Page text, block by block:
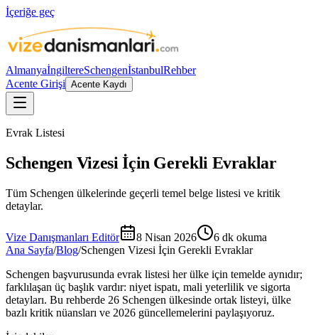
İçeriğe geç
AlmanyaİngiltereSchengenİstanbulRehber
Acente Girişi Acente Kaydı
Evrak Listesi
Schengen Vizesi İçin Gerekli Evraklar
Tüm Schengen ülkelerinde geçerli temel belge listesi ve kritik
detaylar.
Vize Danışmanları Editör 8 Nisan 2026 6 dk okuma
Ana Sayfa/Blog/Schengen Vizesi İçin Gerekli Evraklar
Schengen başvurusunda evrak listesi her ülke için temelde aynıdır;
farklılaşan üç başlık vardır: niyet ispatı, mali yeterlilik ve sigorta
detayları. Bu rehberde 26 Schengen ülkesinde ortak listeyi, ülke
bazlı kritik nüansları ve 2026 güncellemelerini paylaşıyoruz.